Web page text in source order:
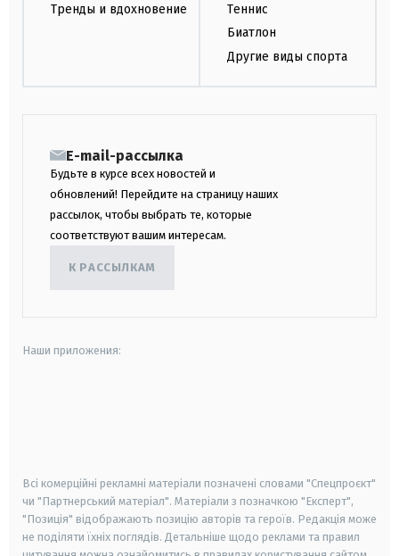
Тренды и вдохновение
Теннис
Биатлон
Другие виды спорта
E-mail-рассылка
Будьте в курсе всех новостей и
обновлений! Перейдите на страницу наших
рассылок, чтобы выбрать те, которые
соответствуют вашим интересам.
К РАССЫЛКАМ
Наши приложения:
Всі комерційні рекламні матеріали позначені словами "Спецпроєкт"
чи "Партнерський матеріал". Матеріали з позначкою "Експерт",
"Позиція" відображають позицію авторів та героїв. Редакція може
не поділяти їхніх поглядів. Детальніше щодо реклами та правил